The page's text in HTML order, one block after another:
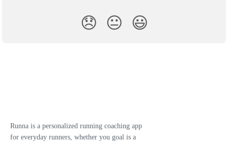
😞 😐 😃
Runna is a personalized running coaching app
for everyday runners, whether you goal is a